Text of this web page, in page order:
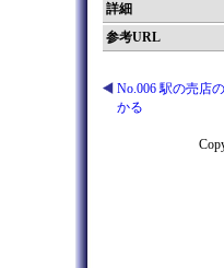
詳細
参考URL
No.006 駅の売店
かる